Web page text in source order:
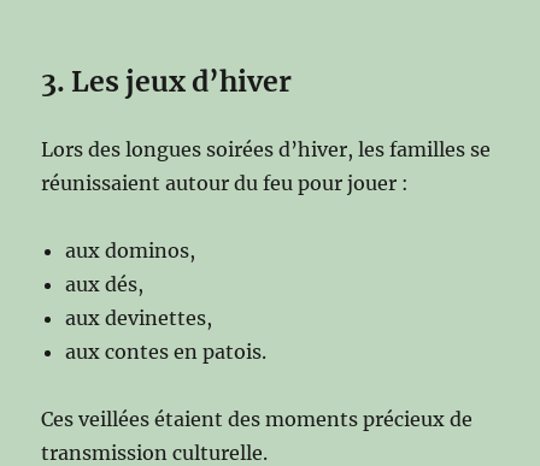
3. Les jeux d’hiver
Lors des longues soirées d’hiver, les familles se
réunissaient autour du feu pour jouer :
aux dominos,
aux dés,
aux devinettes,
aux contes en patois.
Ces veillées étaient des moments précieux de
transmission culturelle.